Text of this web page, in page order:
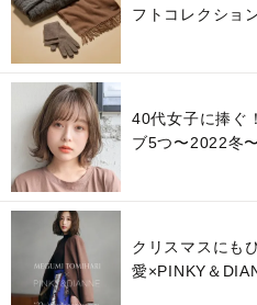
フトコレクショ
40代女子に捧ぐ
ブ5つ〜2022冬〜
クリスマスにも
愛×PINKY＆